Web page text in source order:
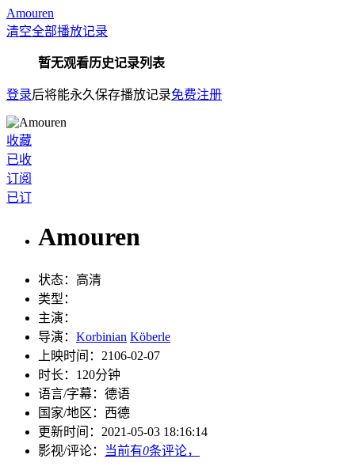
Amouren
清空全部播放记录
暂无观看历史记录列表
登录后将能永久保存播放记录免费注册
收藏
已收
订阅
已订
Amouren
状态： 高清
类型：
主演：
导演： Korbinian Köberle
上映时间： 2106-02-07
时长： 120分钟
语言/字幕： 德语
国家/地区： 西德
更新时间： 2021-05-03 18:16:14
影视/评论：
当前有0条评论，